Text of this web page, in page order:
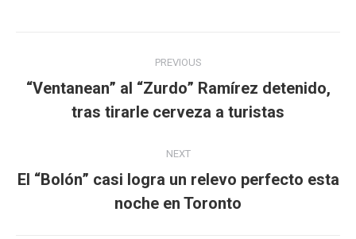
navigation
PREVIOUS
Previous
post:
“Ventanean” al “Zurdo” Ramírez detenido,
tras tirarle cerveza a turistas
NEXT
Next
post:
El “Bolón” casi logra un relevo perfecto esta
noche en Toronto